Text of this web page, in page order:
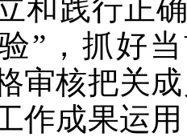
和践行正
”，抓好
审核把关
作成果运